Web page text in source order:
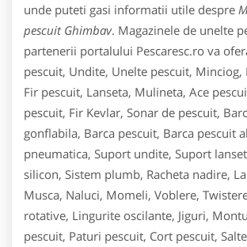
unde puteti gasi informatii utile despre
pescuit Ghimbav. Magazinele de unelte
partenerii portalului Pescaresc.ro va
pescuit, Undite, Unelte pescuit, Minciog,
Fir pescuit, Lanseta, Mulineta, Ace
pescuit, Fir Kevlar, Sonar de pescuit,
gonflabila, Barca pescuit, Barca pescuit
pneumatica, Suport undite, Suport
silicon, Sistem plumb, Racheta nadire,
Musca, Naluci, Momeli, Voblere,
rotative, Lingurite oscilante, Jiguri,
pescuit, Paturi pescuit, Cort pescuit,